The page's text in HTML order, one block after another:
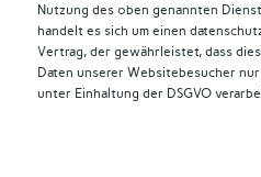
Nutzung des oben genannten
handelt es sich um einen
Vertrag, der gewährleistet, dass
Daten unserer Websitebesucher
unter Einhaltung der DSGVO